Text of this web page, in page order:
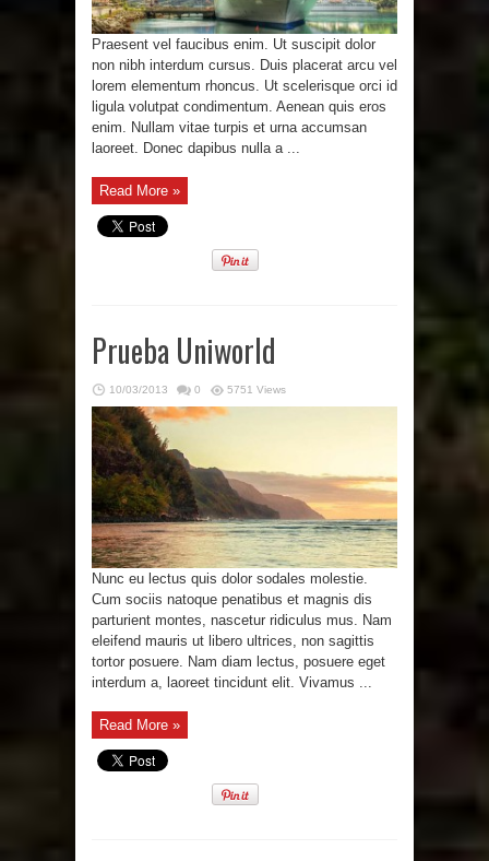
Praesent vel faucibus enim. Ut suscipit dolor
non nibh interdum cursus. Duis placerat arcu vel
lorem elementum rhoncus. Ut scelerisque orci id
ligula volutpat condimentum. Aenean quis eros
enim. Nullam vitae turpis et urna accumsan
laoreet. Donec dapibus nulla a ...
Read More »
Prueba Uniworld
10/03/2013 0 5751 Views
Nunc eu lectus quis dolor sodales molestie.
Cum sociis natoque penatibus et magnis dis
parturient montes, nascetur ridiculus mus. Nam
eleifend mauris ut libero ultrices, non sagittis
tortor posuere. Nam diam lectus, posuere eget
interdum a, laoreet tincidunt elit. Vivamus ...
Read More »